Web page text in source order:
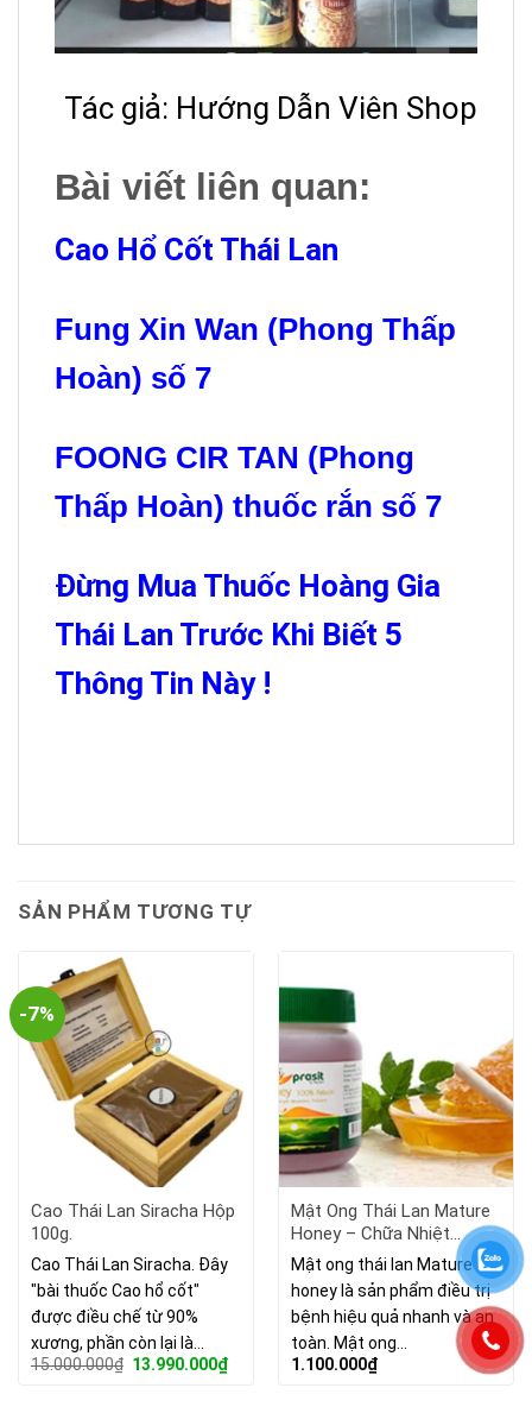
Tác giả: Hướng Dẫn Viên Shop
Bài viết liên quan:
Cao Hổ Cốt Thái Lan
Fung Xin Wan (Phong Thấp
Hoàn) số 7
FOONG CIR TAN (Phong
Thấp Hoàn) thuốc rắn số 7
Đừng Mua Thuốc Hoàng Gia
Thái Lan Trước Khi Biết 5
Thông Tin Này !
SẢN PHẨM TƯƠNG TỰ
-7%
Cao Thái Lan Siracha Hộp
100g.
Cao Thái Lan Siracha. Đây
"bài thuốc Cao hổ cốt"
được điều chế từ 90%
xương, phần còn lại là…
15.000.000₫ Giá
13.990.000₫Giá
hiện
Mật Ong Thái Lan Mature
Honey – Chữa Nhiệt
Miệng.
Mật ong thái lan Mature
honey là sản phẩm điều trị
bệnh hiệu quả nhanh và an
toàn. Mật ong…
1.100.000₫